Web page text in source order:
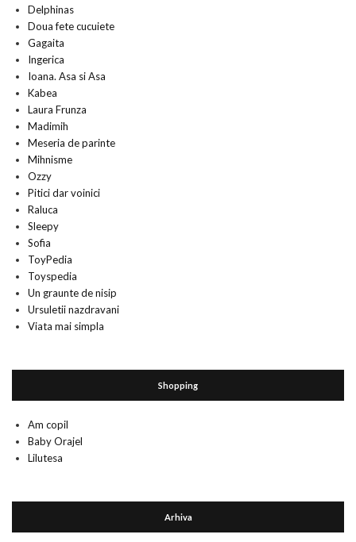
Delphinas
Doua fete cucuiete
Gagaita
Ingerica
Ioana. Asa si Asa
Kabea
Laura Frunza
Madimih
Meseria de parinte
Mihnisme
Ozzy
Pitici dar voinici
Raluca
Sleepy
Sofia
ToyPedia
Toyspedia
Un graunte de nisip
Ursuletii nazdravani
Viata mai simpla
Shopping
Am copil
Baby Orajel
Lilutesa
Arhiva